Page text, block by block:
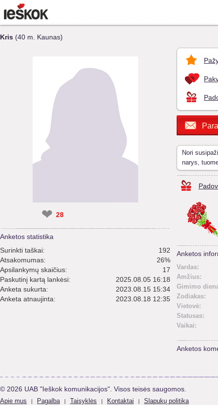
Kris (40 m. Kaunas)
❤ 28
Anketos statistika
Surinkti taškai:
192
Atsakomumas:
26%
Apsilankymų skaičius:
17
Paskutinį kartą lankėsi:
2025.08.05 16:18
Anketa sukurta:
2023.08.15 15:34
Anketa atnaujinta:
2023.08.18 12:35
Nori
narys,
Anketos
Vardas:
Amžius:
Gimimo
Zodiakas:
Vietovė:
Statusas:
Vaikai:
Anketos
© 2026 UAB "Ieškok komunikacijos". Visos teisės saugomos.
Apie mus | Pagalba | Taisyklės | Kontaktai | Slapukų politika